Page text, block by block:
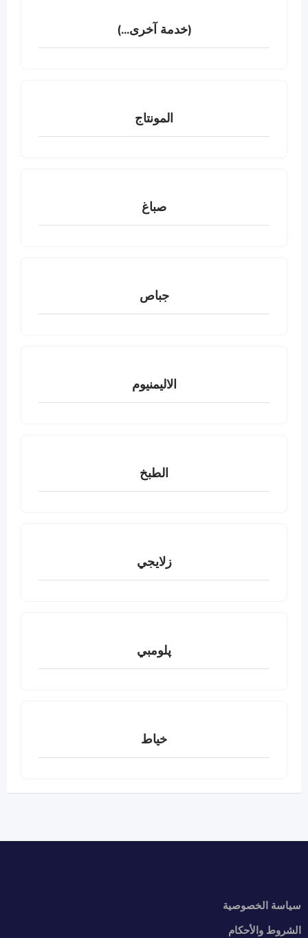
(خدمة آخرى...)
المونتاج
صباغ
جباص
الاليمنيوم
الطبخ
زلايجي
پلومبي
خياط
سياسة الخصوصية
الشروط والأحكام